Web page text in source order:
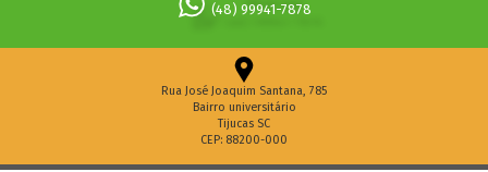
(48) 99941-7878
Rua José Joaquim Santana, 785
Bairro universitário
Tijucas SC
CEP: 88200-000